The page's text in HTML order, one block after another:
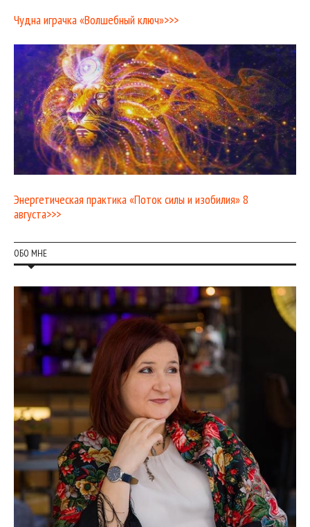
Чудна играчка «Волшебный ключ»>>>
Энергетическая практика «Поток силы и изобилия» 8
августа>>>
ОБО МНЕ